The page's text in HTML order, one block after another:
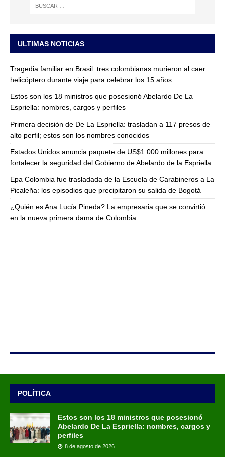
ULTIMAS NOTICIAS
Tragedia familiar en Brasil: tres colombianas murieron al caer
helicóptero durante viaje para celebrar los 15 años
Estos son los 18 ministros que posesionó Abelardo De La
Espriella: nombres, cargos y perfiles
Primera decisión de De La Espriella: trasladan a 117 presos de
alto perfil; estos son los nombres conocidos
Estados Unidos anuncia paquete de US$1.000 millones para
fortalecer la seguridad del Gobierno de Abelardo de la Espriella
Epa Colombia fue trasladada de la Escuela de Carabineros a La
Picaleña: los episodios que precipitaron su salida de Bogotá
¿Quién es Ana Lucía Pineda? La empresaria que se convirtió
en la nueva primera dama de Colombia
POLÍTICA
Estos son los 18 ministros que posesionó
Abelardo De La Espriella: nombres, cargos y
perfiles
8 de agosto de 2026